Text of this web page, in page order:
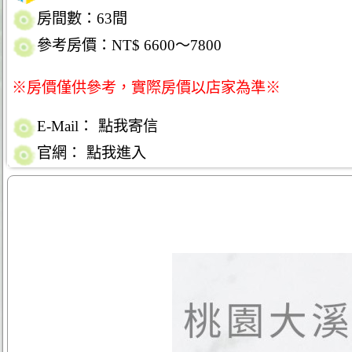
房間數：63間
參考房價：NT$ 6600～7800
※房價僅供參考，實際房價以店家為準※
E-Mail：
點我寄信
官網：
點我進入